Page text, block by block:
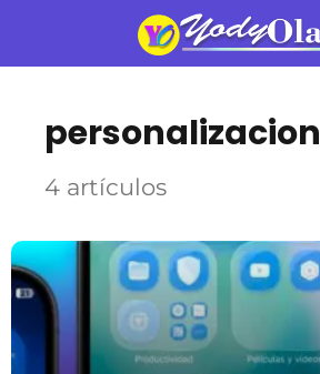
personalizacion
4 artículos